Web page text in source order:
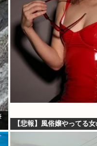
【悲報】風俗嬢やってる